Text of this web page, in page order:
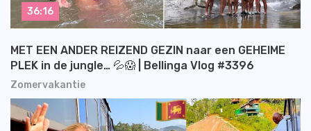
Zomervakantie
MET EEN ANDER REIZEND GEZIN naar een GEHEIME
PLEK in de jungle… 💦😱 | Bellinga Vlog #3396
36:16